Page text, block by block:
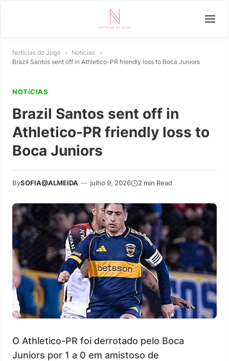
Notícias do Jogo » Notícias »
Brazil Santos sent off in Athletico-PR friendly loss to Boca Juniors
NOTíCIAS
Brazil Santos sent off in
Athletico-PR friendly loss to
Boca Juniors
BySOFIA@ALMEIDA — julho 9, 2026 2 min Read
O Athletico-PR foi derrotado pelo Boca
Juniors por 1 a 0 em amistoso de